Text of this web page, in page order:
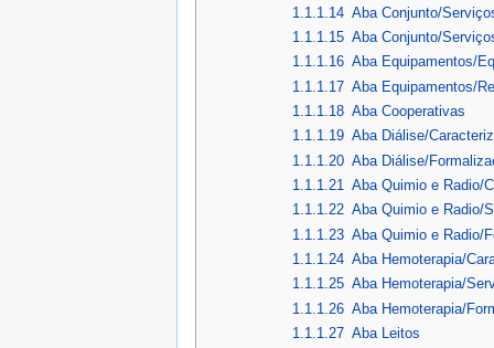
1.1.1.14 Aba Conjunto/
1.1.1.15 Aba Conjunto/
1.1.1.16 Aba Equipamentos/
1.1.1.17 Aba Equipamentos/
1.1.1.18 Aba Cooperativas
1.1.1.19 Aba Diálise/
1.1.1.20 Aba Diálise/
1.1.1.21 Aba Quimio e Radio/
1.1.1.22 Aba Quimio e Radio/
1.1.1.23 Aba Quimio e Radio/
1.1.1.24 Aba Hemoterapia/
1.1.1.25 Aba Hemoterapia/
1.1.1.26 Aba Hemoterapia/
1.1.1.27 Aba Leitos